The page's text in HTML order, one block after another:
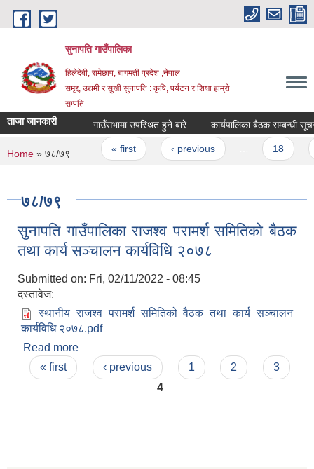
Skip to main content
सुनापति गाउँपालिका
हिलेदेबी, रामेछाप, बागमती प्रदेश ,नेपाल
समृद्द, उद्यमी र सुखी सुनापति : कृषि, पर्यटन र शिक्षा हाम्रो
सम्पति
ताजा जानकारी गाउँसभामा उपस्थित हुने बारे कार्यपालिका बैठक सम्बन्धी सूचना
Pages
« first ‹ previous
You are here
Home » ७८/७९
७८/७९
सुनापति गाउँपालिका राजश्व परामर्श समितिको बैठक
तथा कार्य सञ्चालन कार्यविधि २०७८
Submitted on: Fri, 02/11/2022 - 08:45
दस्तावेज:
स्थानीय राजश्व परामर्श समितिको वैठक तथा कार्य सञ्चालन
कार्यविधि २०७८.pdf
Read more
तथा कार्य सञ्चालन कार्यविधि २०७८
Pages
« first ‹ previous 1 2
3
4